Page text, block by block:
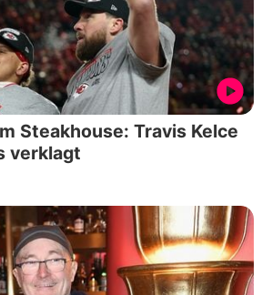
Steakhouse: Travis Kelce
verklagt